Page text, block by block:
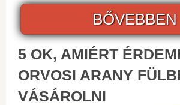
BŐVEBBEN
5 OK, AMIÉRT
ORVOSI ARANY
VÁSÁROLNI